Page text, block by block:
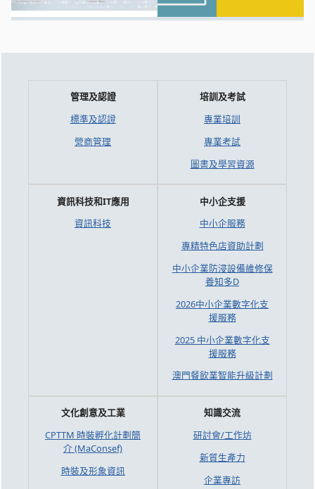
管理及認證
標準及認證
營商管理
培訓及考試
專業培訓
專業考試
圖書及學習資源
資訊科技和IT應用
資訊科技
中小企支援
中小企服務
專精特色店資助計劃
中小企業防浸設備維修保
養知多D
2026中小企業數字化支
援服務
2025 中小企業數字化支
援服務
澳門餐飲業智能升級計劃
文化創意及工業
CPTTM 時裝孵化計劃簡
介 (MaConsef)
時裝及形象資訊
知識交流
研討會/工作坊
新質生產力
企業專訪